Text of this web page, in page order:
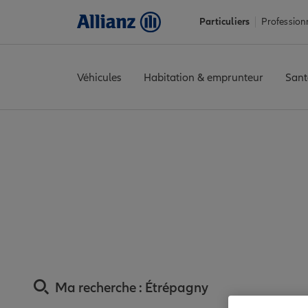
Particuliers
Véhicules Habitation & emprunteur
Ma recherche : Étrépagny